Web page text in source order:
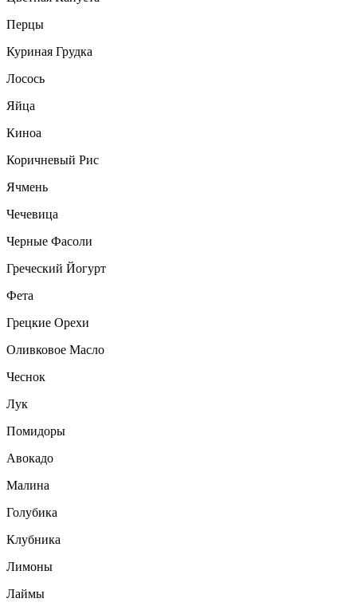
Перцы
Куриная Грудка
Лосось
Яйца
Киноа
Коричневый Рис
Ячмень
Чечевица
Черные Фасоли
Греческий Йогурт
Фета
Грецкие Орехи
Оливковое Масло
Чеснок
Лук
Помидоры
Авокадо
Малина
Голубика
Клубника
Лимоны
Лаймы